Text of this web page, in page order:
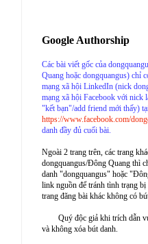
Google Authorship
Các bài viết gốc của
Quang hoặc dongquangus) chỉ
mạng xã hội LinkedIn (nick
mạng xã hội Facebook với nick
"kết bạn"/add friend mới thấy)
https://www.facebook.com/
danh đầy đủ cuối bài.
Ngoài 2 trang trên, các trang
dongquangus/Đông Quang thì
danh "dongquangus" hoặc
link nguồn để tránh tình trạng bị
trang đăng bài khác không có
Quý độc giả khi trích dẫn
và không xóa bút danh.